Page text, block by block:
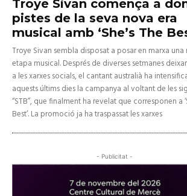
Troye Sivan comença a
pistes de la seva nova era
musical amb ‘She’s The
Troye Sivan sembla disposat a posar en marxa una
etapa musical. Després de diverses setmanes
a les xarxes socials, el cantant australià ha
aquests últims dies la campanya al voltant de les
“STB”, que finalment ha revelat que corresponen a
Best’. La promoció ja ha traspassat les xarxes
- Publicitat -